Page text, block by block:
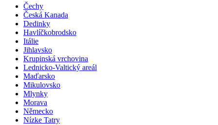
Čechy
Česká Kanada
Dedinky
Havlíčkobrodsko
Itálie
Jihlavsko
Krupinská vrchovina
Lednicko-Valtický areál
Maďarsko
Mikulovsko
Mlynky
Morava
Německo
Nízke Tatry